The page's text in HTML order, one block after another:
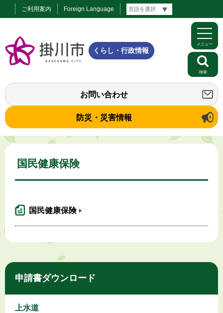
ご利用案内 Foreign Language
くらし・行政情報
お問い合わせ
防災・災害情報
メニュー
検索
国民健康保険
国民健康保険
申請書ダウンロード
上水道